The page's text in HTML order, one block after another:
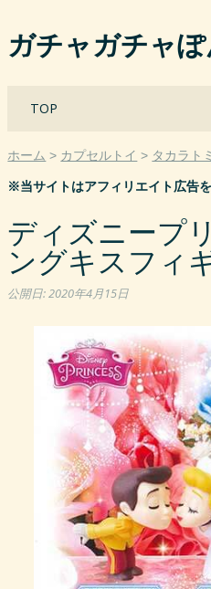
ガチャガチャぽ
Main menu
TOP
ホーム カプセルトイ タカラト
※当サイトはアフィリエイト広告
ディズニープ
ングキスフィ
公開日:2020年4月15日